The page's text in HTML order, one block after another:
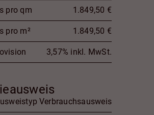
pro qm 1.849,50 €
pro m² 1.849,50 €
3,57% inkl. MwSt.
Verbrauchsausweis